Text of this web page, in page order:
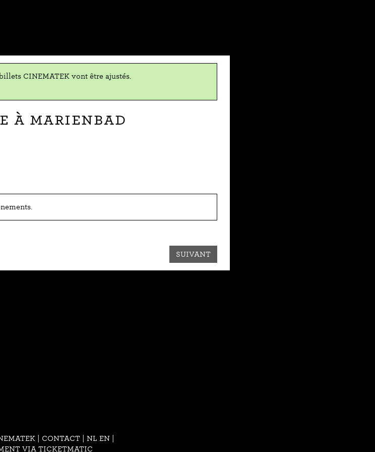
CINEMATEK vont être ajustés.
à Marienbad
SUIVANT
| CONTACT| NL EN
VIA TICKETMATIC